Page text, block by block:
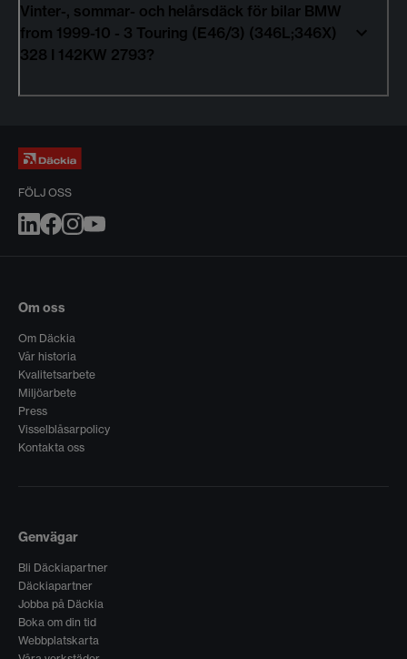
Vinter-, sommar- och helårsdäck för bilar BMW
from 1999-10 - 3 Touring (E46/3) (346L;346X)
328 I 142KW 2793?
FÖLJ OSS
Om oss
Om Däckia
Vår historia
Kvalitetsarbete
Miljöarbete
Press
Visselblåsarpolicy
Kontakta oss
Genvägar
Bli Däckiapartner
Däckiapartner
Jobba på Däckia
Boka om din tid
Webbplatskarta